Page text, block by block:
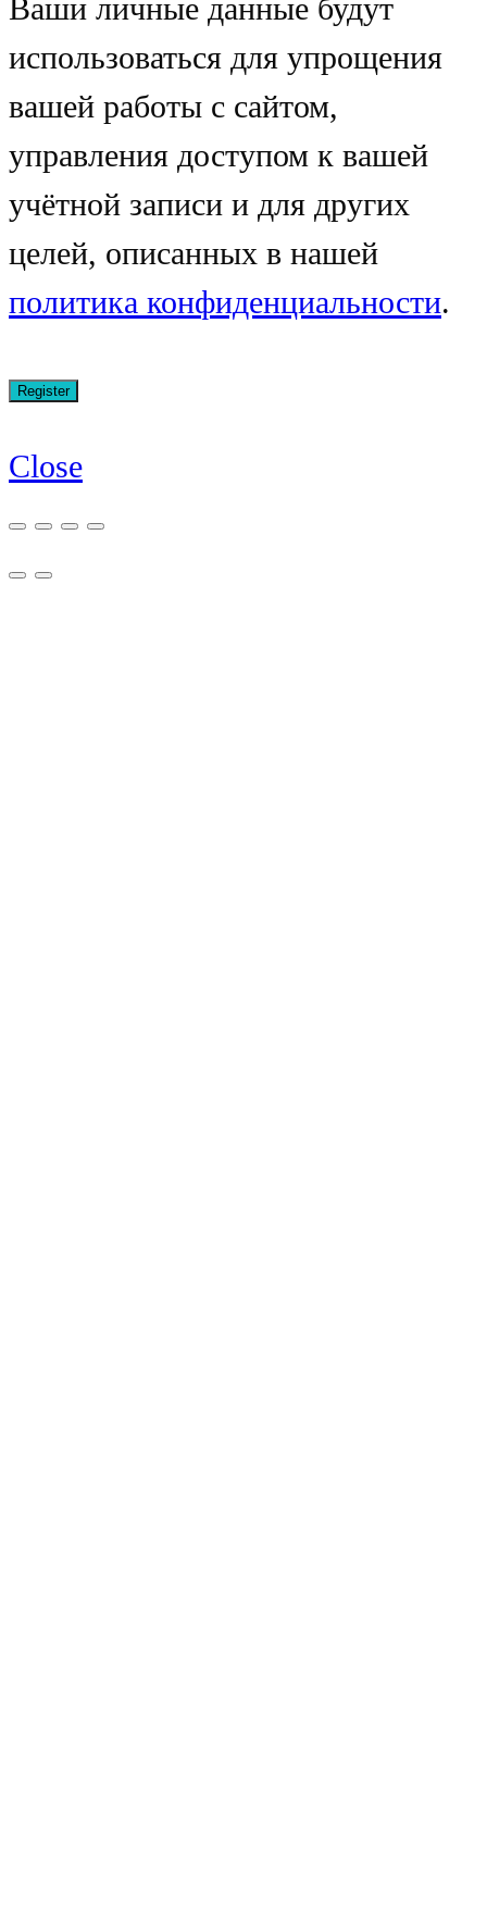
Ваши личные данные будут
использоваться для упрощения
вашей работы с сайтом,
управления доступом к вашей
учётной записи и для других
целей, описанных в нашей
политика конфиденциальности.
Close